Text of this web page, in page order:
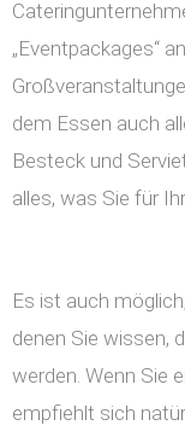
„Eventpackages“
dem Essen auch
Besteck und
alles, was Sie für
Es ist auch
denen Sie wissen,
werden. Wenn Sie
empfiehlt sich